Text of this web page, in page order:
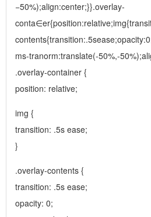
−50%);align:center;}}.overlay-
ms-tranorm:translate(-50%,-
.overlay-container {
position: relative;
img {
transition: .5s ease;
}
.overlay-contents {
transition: .5s ease;
opacity: 0;